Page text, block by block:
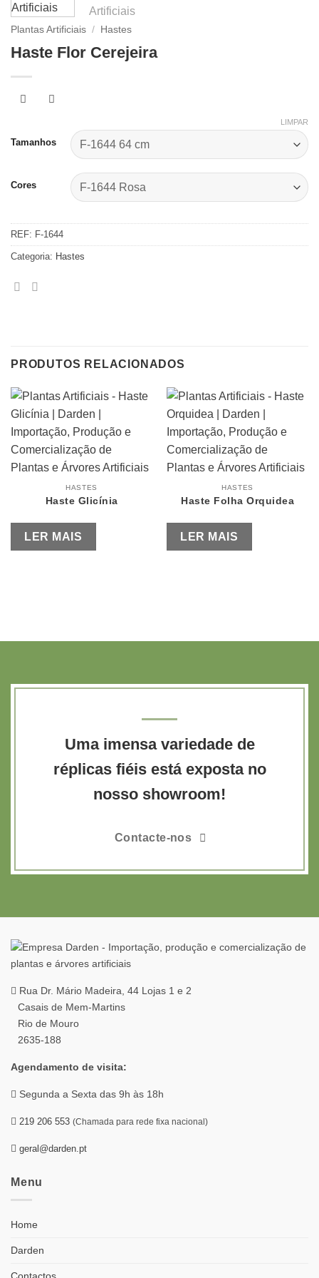
Plantas Artificiais / Hastes
Haste Flor Cerejeira
Tamanhos
Cores
LIMPAR
REF: F-1644
Categoria: Hastes
PRODUTOS RELACIONADOS
HASTES
Haste Glicínia
LER MAIS
HASTES
Haste Folha Orquidea
LER MAIS
Uma imensa variedade de
réplicas fiéis está exposta no
nosso showroom!
Contacte-nos
Rua Dr. Mário Madeira, 44 Lojas 1 e 2
Casais de Mem-Martins
Rio de Mouro
2635-188
Agendamento de visita:
Segunda a Sexta das 9h às 18h
219 206 553 (Chamada para rede fixa nacional)
geral@darden.pt
Menu
Home
Darden
Contactos